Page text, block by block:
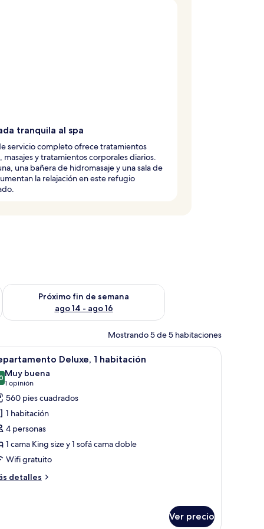
tranquila al spa
servicio completo ofrece tratamientos
masajes y tratamientos corporales diarios.
una bañera de hidromasaje y una sala de
la relajación en este refugio
semana ago 7 - ago 9
Próximo fin de semana
ago 14 - ago 16
Consulta la disponibilidad para el próximo fin de semana ago
Mostrando 5 de 5 habitaciones
Habitación de hotel con sofá, sillón, mesa de
8 Deluxe, 1 habitación
de 10
Muy buena
1 opinión
(1
opinión)
560 pies cuadrados
1 habitación
4 personas
1 cama King size y 1 sofá cama doble
Wifi gratuito
detalles
Ver precio